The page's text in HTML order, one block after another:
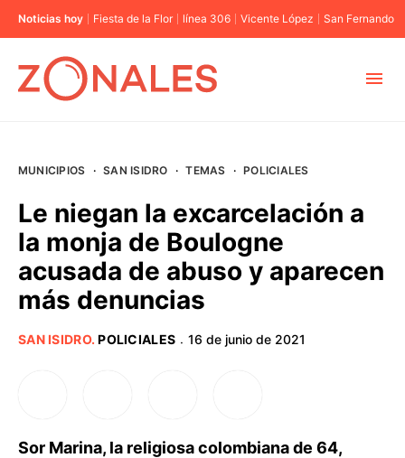
Noticias hoy Fiesta de la Flor línea 306 Vicente López San Fernando
BUENOS AIRES
PROVINCIAS
MUNICIPIOS · SAN ISIDRO · TEMAS · POLICIALES
Le niegan la excarcelación a
la monja de Boulogne
acusada de abuso y aparecen
más denuncias
SAN ISIDRO.POLICIALES · 16 de junio de 2021
Sor Marina, la religiosa colombiana de 64,